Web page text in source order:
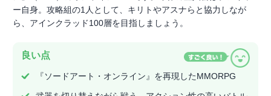
ー自身。攻略組の1人として、キリトやアスナらと協力しなが
ら、アインクラッド100層を目指しましょう。
良い点
『ソードアート・オンライン』を再現したMMORPG